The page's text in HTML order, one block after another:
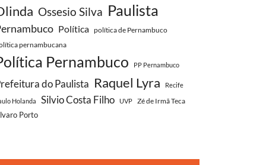
Ossesio Silva Paulista
Política política de Pernambuco
pernambucana
Pernambuco PP Pernambuco
do Paulista Raquel Lyra Recife
Holanda Silvio Costa Filho UVP
Zé de Irmã Teca
Porto